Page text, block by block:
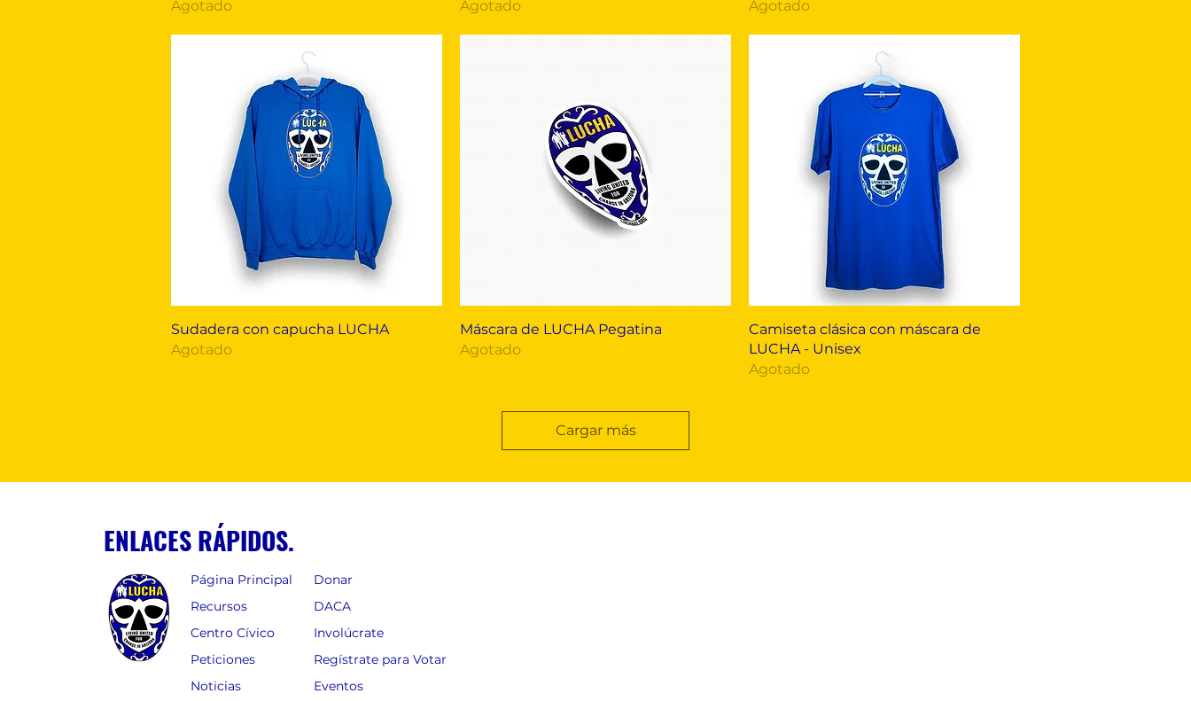
Agotado
Agotado
Agotado
Vista rápida
Sudadera con capucha LUCHA
Agotado
Vista rápida
Máscara de LUCHA Pegatina
Agotado
Vista rápida
Camiseta clásica con máscara de
LUCHA - Unisex
Agotado
Cargar más
ENLACES RÁPIDOS.
Página Principal
Recursos
Centro Cívico
Peticiones
Noticias
Donar
DACA
Involúcrate
Regístrate para Votar
Eventos